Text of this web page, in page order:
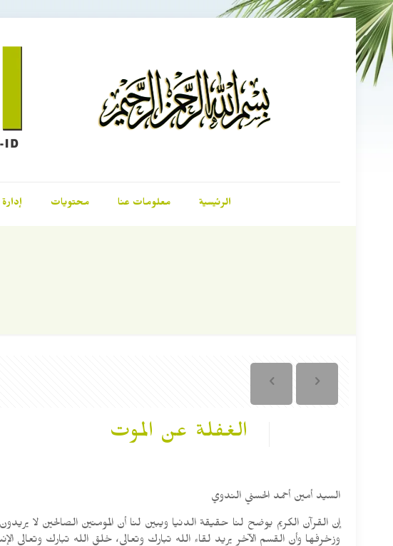
الرئيسية معلومات عنا محتويات
الغفلة عن الموت
السيد أمين أحمد الحسني الندوي
إن القرآن الكريم يوضح لنا حقيقة الدنيا ويبين لنا أن المومنين الصالحين لا
وزخرفها وأن القسم الآخر يريد لقاء الله تبارك وتعالى، خلق الله تبارك